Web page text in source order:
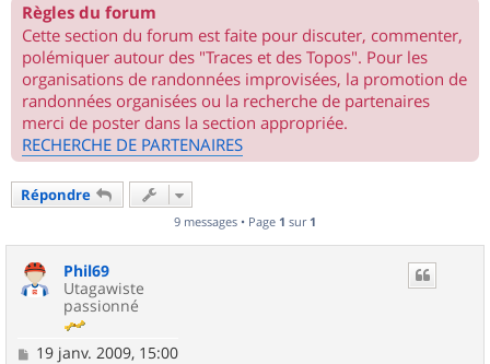
Règles du forum
Cette section du forum est faite pour discuter, commenter,
polémiquer autour des "Traces et des Topos". Pour les
organisations de randonnées improvisées, la promotion de
randonnées organisées ou la recherche de partenaires
merci de poster dans la section appropriée.
RECHERCHE DE PARTENAIRES
Répondre
9 messages • Page 1 sur 1
Phil69
Utagawiste
passionné
M19 janv. 2009, 15:00